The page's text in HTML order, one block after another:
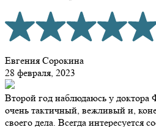
Евгения Сорокина
28 февраля, 2023
Второй год наблюдаюсь у доктора
очень тактичный, вежливый и,
своего дела. Всегда интересуется